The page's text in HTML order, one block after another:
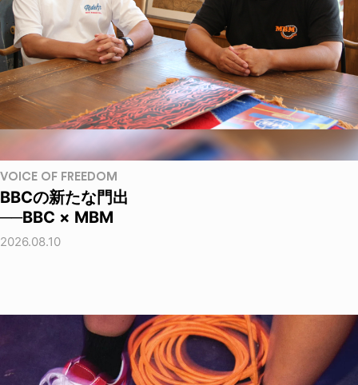
VOICE OF FREEDOM
BBCの新たな門出
──BBC × MBM
2026.08.10